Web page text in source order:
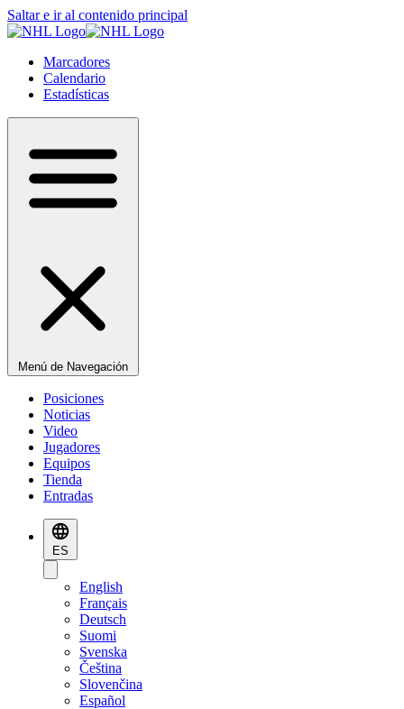
Saltar e ir al contenido principal
Marcadores
Calendario
Estadísticas
Menú de Navegación
Posiciones
Noticias
Video
Jugadores
Equipos
Tienda
Entradas
ES
English
Français
Deutsch
Suomi
Svenska
Čeština
Slovenčina
Español